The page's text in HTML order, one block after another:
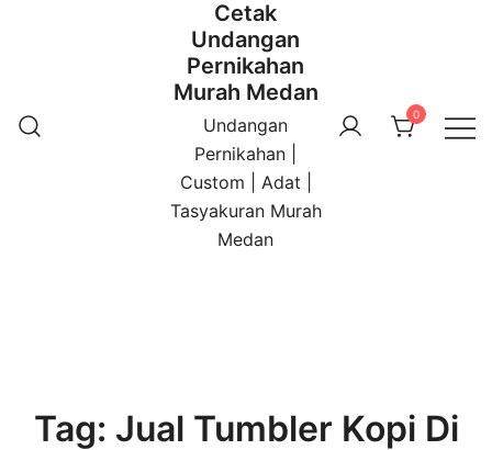
Cetak
Undangan
Pernikahan
Murah Medan
Undangan
Pernikahan |
Custom | Adat |
Tasyakuran Murah
Medan
0
Tag: Jual Tumbler Kopi Di